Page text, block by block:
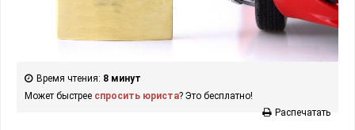
Время чтения: 8 минут
Может быстрее спросить юриста? Это бесплатно!
Распечатать